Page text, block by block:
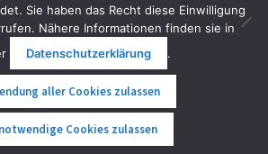
Hochqualitative Elektromobilität 2026
Erstellt mit WooCommerce
Sie haben das Recht diese Einwilligung
Nähere Informationen finden sie in
Datenschutzerklärung .
aller Cookies zulassen
Cookies zulassen